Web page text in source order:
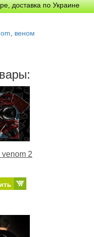
доставка по Украине
веном
venom 2